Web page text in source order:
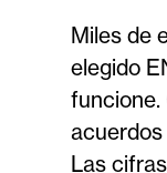
Miles de
elegido
funcione.
Las